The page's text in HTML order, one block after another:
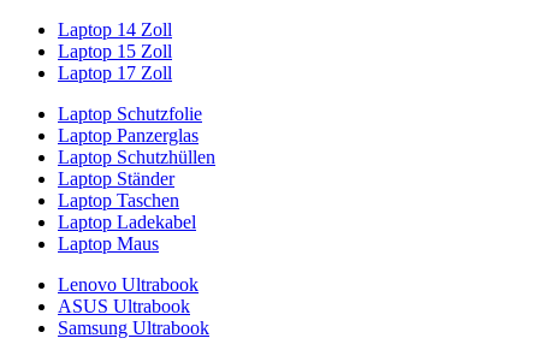
Laptop 14 Zoll
Laptop 15 Zoll
Laptop 17 Zoll
Laptop Schutzfolie
Laptop Panzerglas
Laptop Schutzhüllen
Laptop Ständer
Laptop Taschen
Laptop Ladekabel
Laptop Maus
Lenovo Ultrabook
ASUS Ultrabook
Samsung Ultrabook